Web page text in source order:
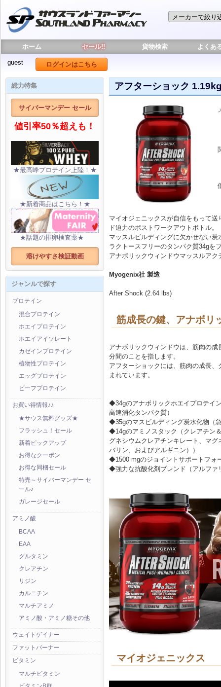
ホーム セール!! 貨物検索 よくあ
guest ログインはこちら
総力特集
サイバーマンデー セール
値引率50％超えも！
★最高峰プロテイン上陸！★
★新着商品はこちら！★
★話題の排卵検査薬★
溶けやすさ検証動画
ジャンルで探す
プロテイン
混合プロテイン
ホエイプロテイン
ホエイアイソレート
カゼインプロテイン
植物性プロテイン
エッグプロテイン
ビーフプロテイン
お買い得情報♪♪
★サウス無料グッズ★
フラッシュ！セール
新着ピックアップ
お得なクーポン
お得な同梱セール
特売～サイバーマンデー セ
ール♪
ガレージセール
アミノ酸
BCAA
EAA
グルタミン
クレアチン
リジン
カルニチン
マルチアミノ
アミノ酸・アミノ糖その他
ウェイトゲイナー
ファットバーナー
ビタミン
マルチビタミン
アフターショック
マイオジェニックスが自信をもって送
ド迫力のポストワークアウトボトル。
マッスルビルディングに欠かせない炭
ラクトースフリーのタンパク質34gを
アナボリックウィンドウマッスルアク
Myogenix社 製造
After Shock (2.64 lbs)
筋成長の鍵、アナボリ
アナボリックウィンドウは、筋肉の
分間のことを指します。
アフターショックには、筋肉の成長
まれています。
◆34gのアナボリックホエイプロテイ
高速消化タンパク質）
◆35gのマスビルディング炭水化物（
◆14gのアミノスタック（クレアチン
グネシウムクレアチンキレート、マ
バリン、およびアルギニン））
◆1500 mgのジョイントサポートフォ
◆強力な抗酸化剤ブレンド（アルファ
マイオジェニックス